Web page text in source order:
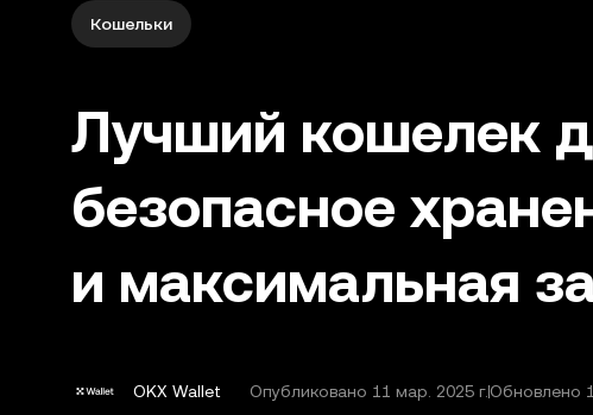
Кошельки
Лучший кошелек
безопасное
и максимальная
OKX Wallet Опубликовано 11 мар. 2025 г. Обновлено